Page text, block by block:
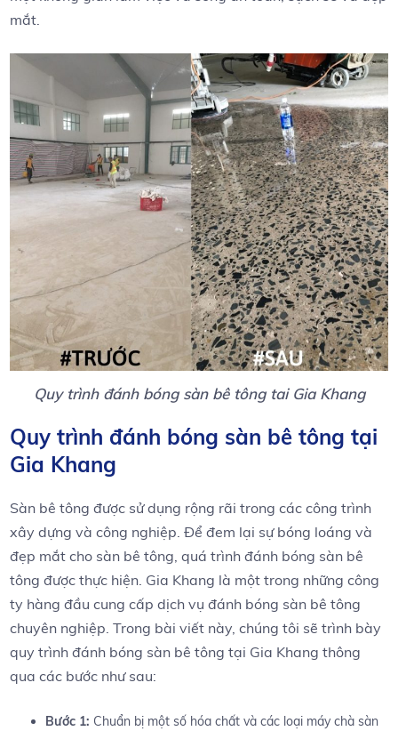
mắt.
Quy trình đánh bóng sàn bê tông tai Gia Khang
Quy trình đánh bóng sàn bê tông tại
Gia Khang
Sàn bê tông được sử dụng rộng rãi trong các công trình
xây dựng và công nghiệp. Để đem lại sự bóng loáng và
đẹp mắt cho sàn bê tông, quá trình đánh bóng sàn bê
tông được thực hiện. Gia Khang là một trong những công
ty hàng đầu cung cấp dịch vụ đánh bóng sàn bê tông
chuyên nghiệp. Trong bài viết này, chúng tôi sẽ trình bày
quy trình đánh bóng sàn bê tông tại Gia Khang thông
qua các bước như sau:
Bước 1: Chuẩn bị một số hóa chất và các loại máy chà sàn